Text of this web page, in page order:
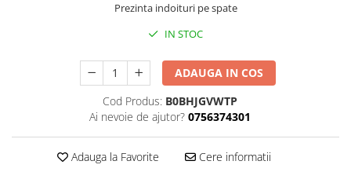
Laptop, Tablete & Telefoane
Laptopuri si Accesorii
Telefoane Mobile & accesorii
Wearable & Gadgeturi
Prezinta indoituri pe spate
IN STOC
ADAUGA IN COS
Cod Produs: B0BHJGVWTP
Ai nevoie de ajutor? 0756374301
Adauga la Favorite Cere informatii